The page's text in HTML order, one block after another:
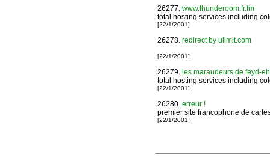
26277. www.thunderoom.fr.fm
total hosting services including
[22/1/2001]
26278. redirect by ulimit.com
[22/1/2001]
26279. les maraudeurs de feyd-
total hosting services including
[22/1/2001]
26280. erreur !
premier site francophone de
[22/1/2001]